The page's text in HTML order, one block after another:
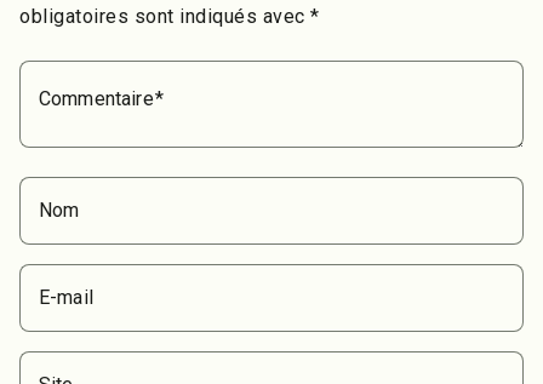
obligatoires sont indiqués avec *
Commentaire
Nom
E-mail